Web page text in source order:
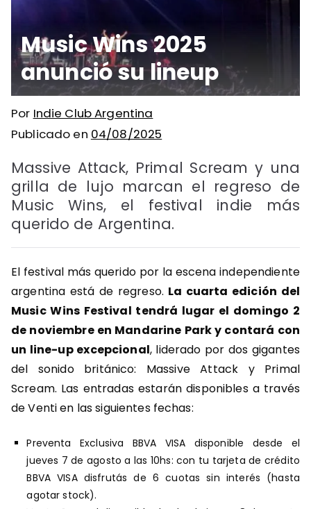
Music Wins 2025
anunció su lineup
Por Indie Club Argentina
Publicado en 04/08/2025
Massive Attack, Primal Scream y una
grilla de lujo marcan el regreso de
Music Wins, el festival indie más
querido de Argentina.
El festival más querido por la escena independiente
argentina está de regreso. La cuarta edición del
Music Wins Festival tendrá lugar el domingo 2
de noviembre en Mandarine Park y contará con
un line-up excepcional, liderado por dos gigantes
del sonido británico: Massive Attack y Primal
Scream. Las entradas estarán disponibles a través
de Venti en las siguientes fechas:
Preventa Exclusiva BBVA VISA disponible desde el
jueves 7 de agosto a las 10hs: con tu tarjeta de crédito
BBVA VISA disfrutás de 6 cuotas sin interés (hasta
agotar stock).